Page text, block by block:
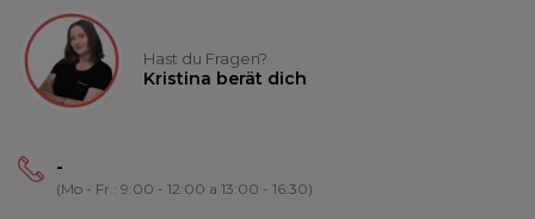
Hast du Fragen?
Kristina berät dich
-
(Mo - Fr.: 9:00 - 12:00 a 13:00 - 16:30)